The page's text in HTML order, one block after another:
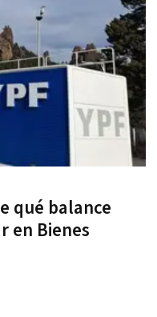
qué balance
en Bienes